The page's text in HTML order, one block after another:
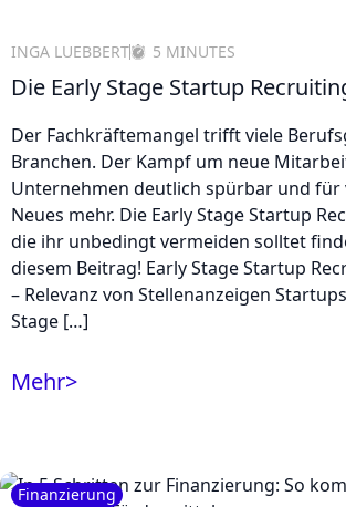
INGA LUEBBERT 5 MINUTES
Die Early Stage Startup
Der Fachkräftemangel trifft viele
Branchen. Der Kampf um neue
Unternehmen deutlich spürbar und für
Neues mehr. Die Early Stage Startup
die ihr unbedingt vermeiden solltet
diesem Beitrag! Early Stage Startup
– Relevanz von Stellenanzeigen
Stage […]
Mehr>
Finanzierung